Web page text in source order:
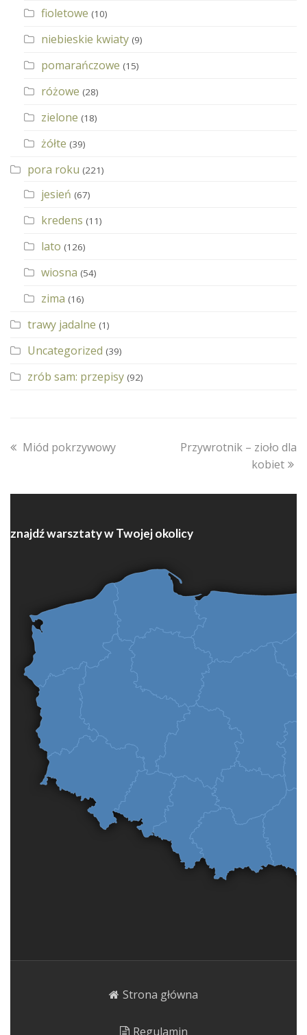
fioletowe (10)
niebieskie kwiaty (9)
pomarańczowe (15)
różowe (28)
zielone (18)
żółte (39)
pora roku (221)
jesień (67)
kredens (11)
lato (126)
wiosna (54)
zima (16)
trawy jadalne (1)
Uncategorized (39)
zrób sam: przepisy (92)
previous
Miód pokrzywowy
next
Przywrotnik – zioło dla
kobiet
znajdź warsztaty w Twojej okolicy
Strona główna
Regulamin